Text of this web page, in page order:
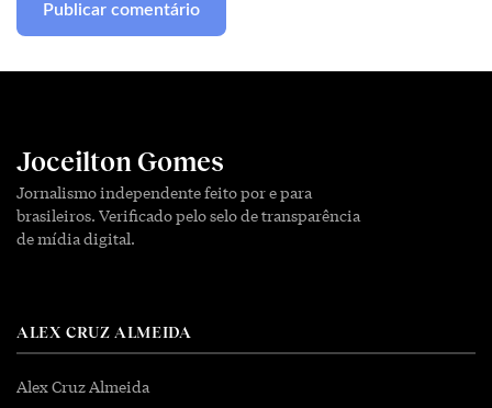
Joceilton Gomes
Jornalismo independente feito por e para
brasileiros. Verificado pelo selo de transparência
de mídia digital.
ALEX CRUZ ALMEIDA
Alex Cruz Almeida